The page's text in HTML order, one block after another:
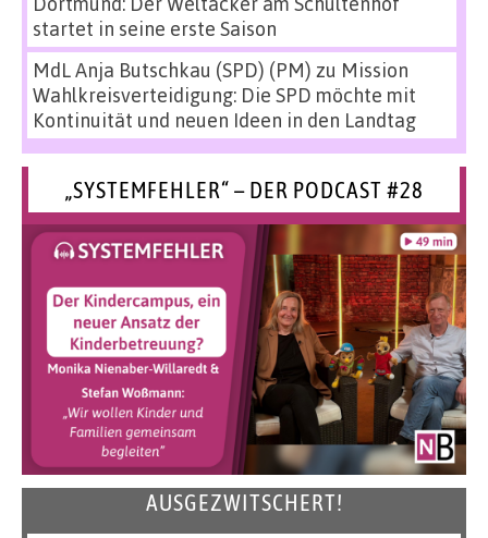
startet in seine erste Saison
MdL Anja Butschkau (SPD) (PM) zu Mission
Wahlkreisverteidigung: Die SPD möchte mit
Kontinuität und neuen Ideen in den Landtag
„SYSTEMFEHLER“ – DER PODCAST #28
AUSGEZWITSCHERT!